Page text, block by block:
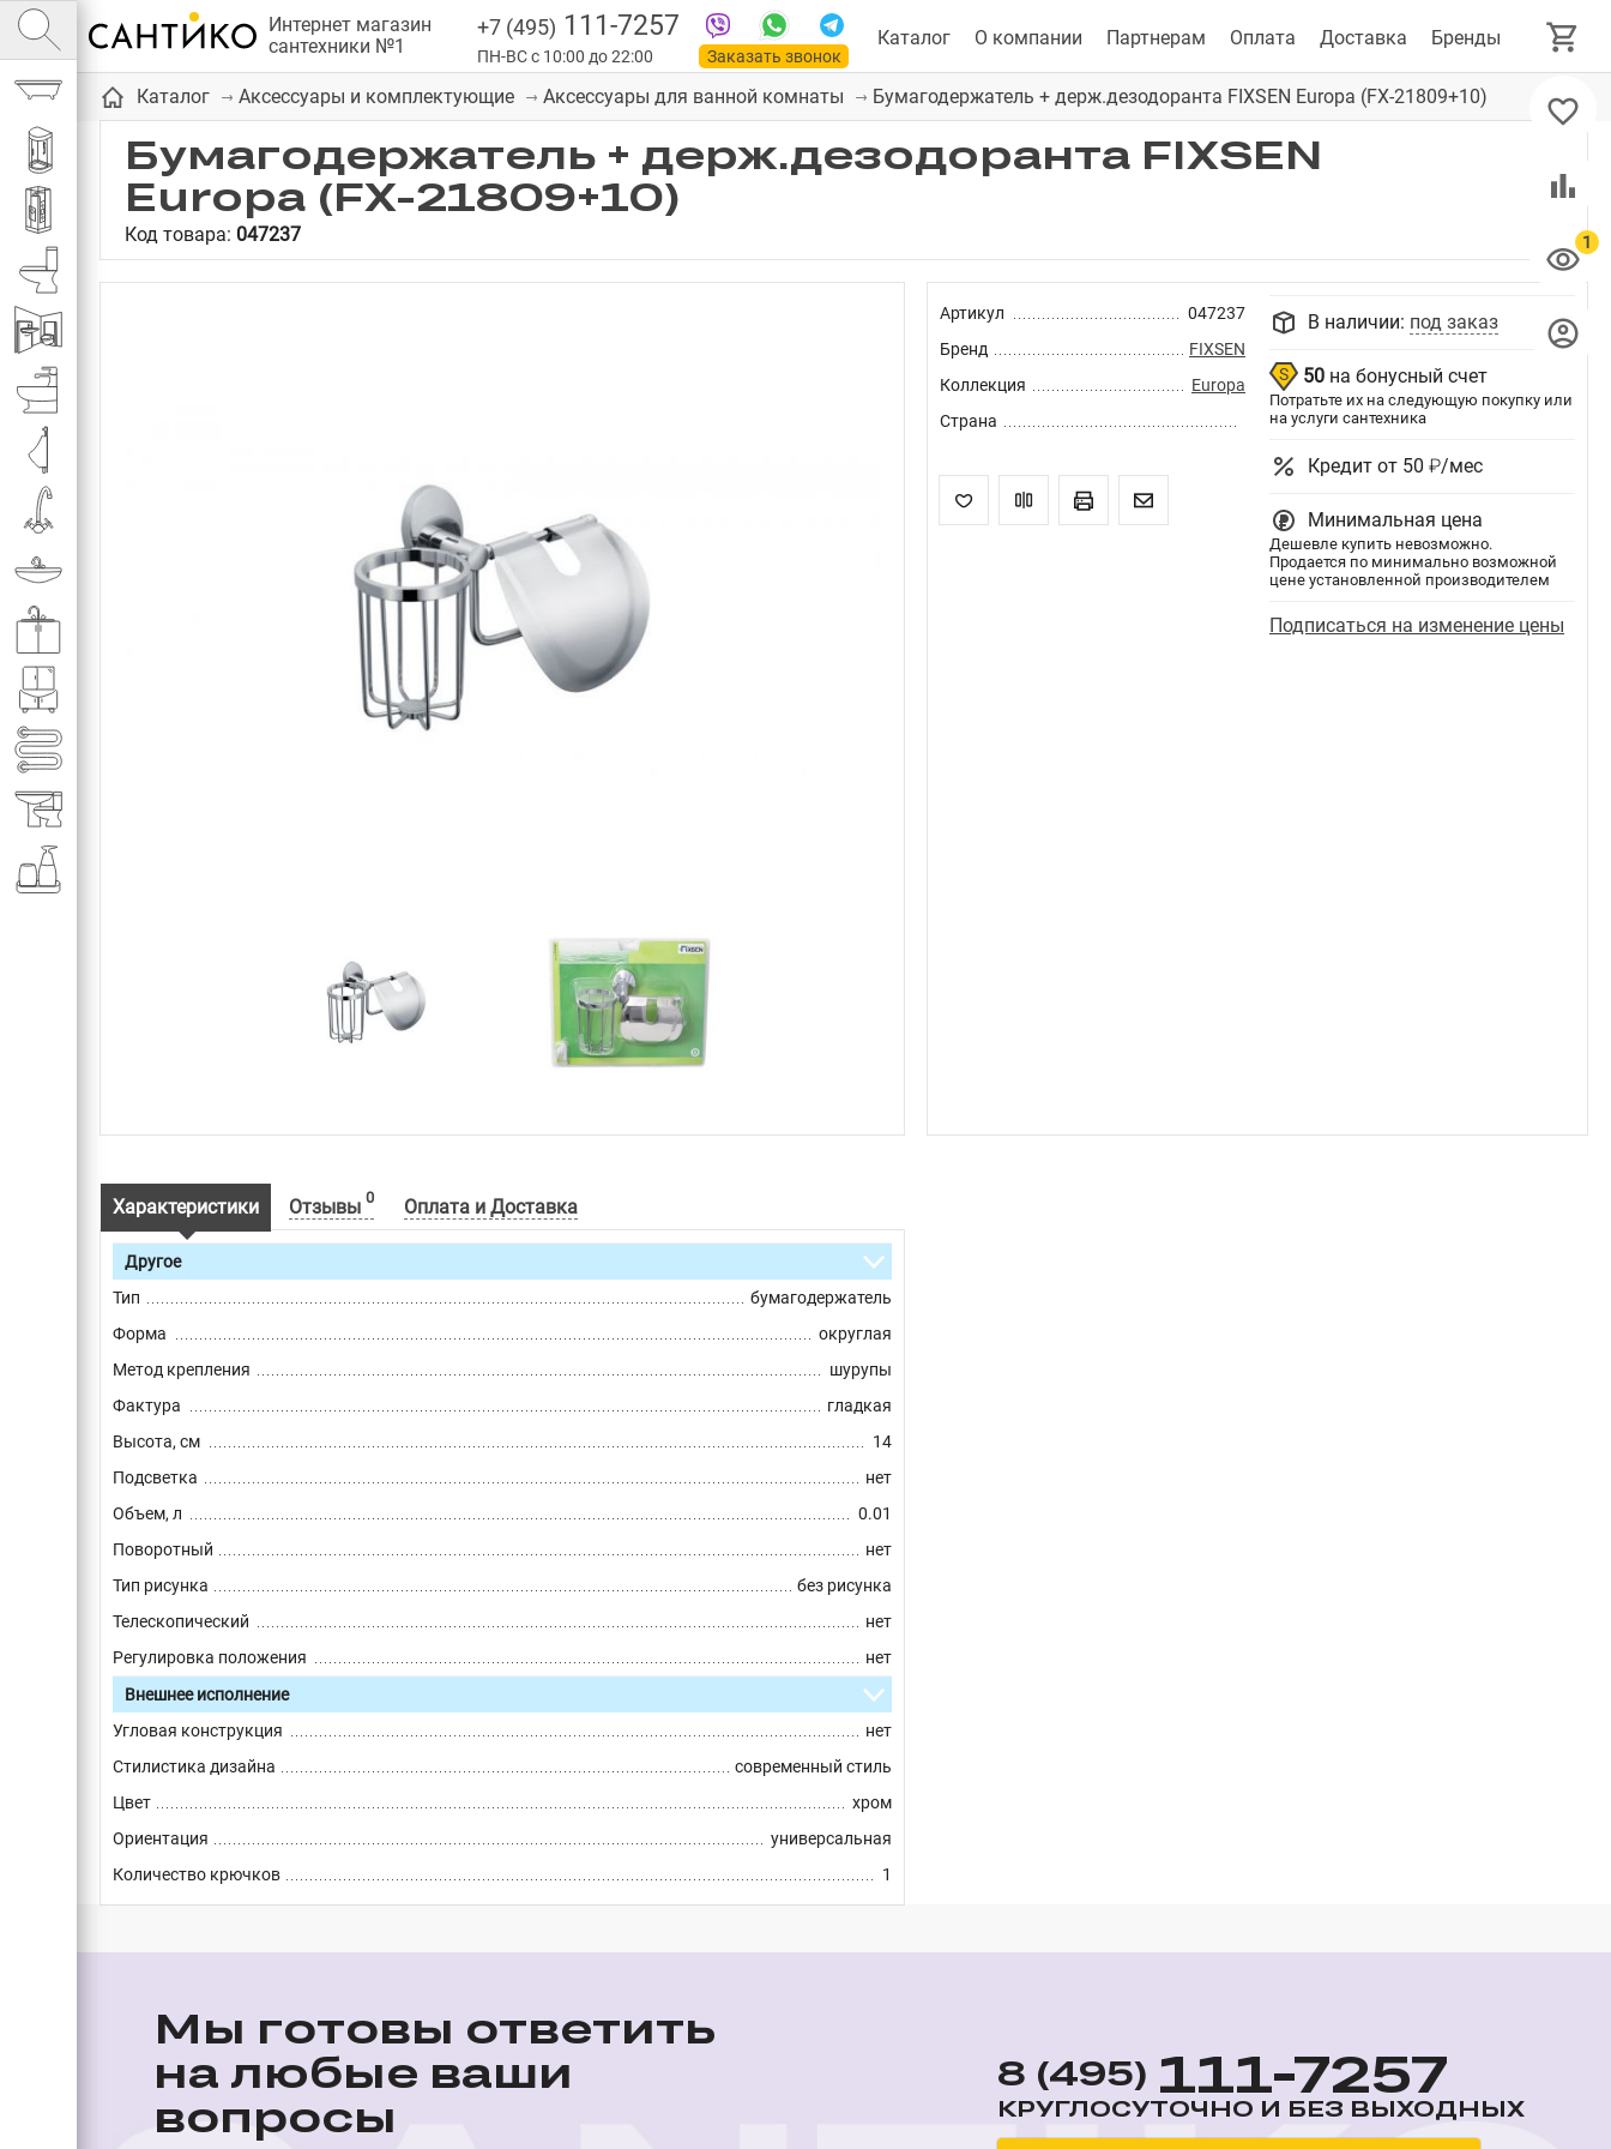
Интернет магазин
сантехники №1
+7 (495) 111-7257
ПН-ВС с 10:00 до 22:00
Заказать звонок
Ванны
Душевые кабины
Душевые
Каталог О компании Партнерам Оплата Доставка Бренды
Каталог Аксессуары и комплектующие Аксессуары для ванной комнаты Бумагодержатель + держ.дезодоранта FIXSEN Europa (FX-21809+10)
Бумагодержатель + держ.дезодоранта FIXSEN
Europa (FX-21809+10)
Код товара: 047237
Артикул
047237
Бренд
FIXSEN
Коллекция
Europa
Страна
В наличии: под заказ
50 на бонусный счет
Потратьте их на следующую покупку или
на услуги сантехника
Кредит от 50 ₽/мес
Минимальная цена
Дешевле купить невозможно.
Продается по минимально возможной
цене установленной производителем
Подписаться на изменение цены
Характеристики Отзывы 0 Оплата и Доставка
Другое
Тип
бумагодержатель
Форма
округлая
Метод крепления
шурупы
Фактура
гладкая
Высота, см
14
Подсветка
нет
Объем, л
0.01
Поворотный
нет
Тип рисунка
без рисунка
Телескопический
нет
Регулировка положения
нет
Внешнее исполнение
Угловая конструкция
нет
Стилистика дизайна
современный стиль
Цвет
хром
Ориентация
универсальная
Количество крючков
1
Мы готовы ответить
на любые ваши
вопросы
8 (495) 111-7257
КРУГЛОСУТОЧНО И БЕЗ ВЫХОДНЫХ